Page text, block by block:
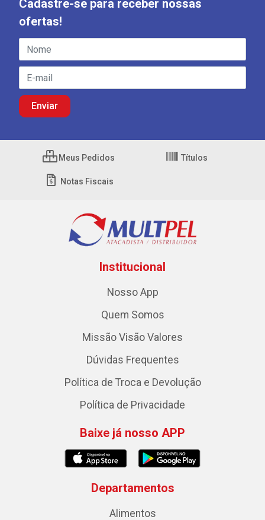
Cadastre-se para receber nossas
ofertas!
Meus Pedidos Títulos
Notas Fiscais
Institucional
Nosso App
Quem Somos
Missão Visão Valores
Dúvidas Frequentes
Política de Troca e Devolução
Política de Privacidade
Baixe já nosso APP
Departamentos
Alimentos